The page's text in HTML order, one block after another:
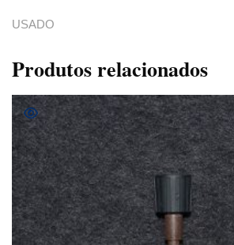
USADO
Produtos relacionados